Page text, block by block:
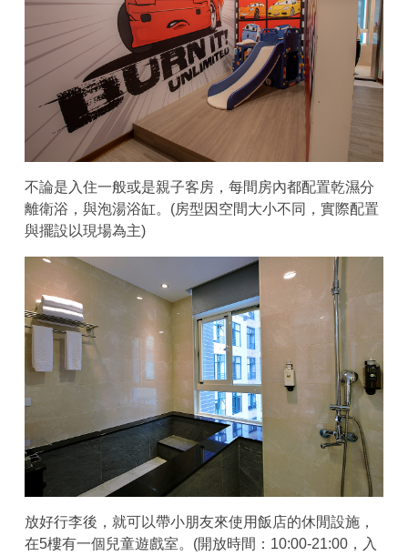
不論是入住一般或是親子客房，每間房內都配置乾濕分
離衛浴，與泡湯浴缸。(房型因空間大小不同，實際配置
與擺設以現場為主)
放好行李後，就可以帶小朋友來使用飯店的休閒設施，
在5樓有一個兒童遊戲室。(開放時間：10:00-21:00，入